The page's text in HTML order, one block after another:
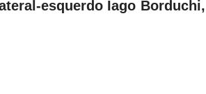
esquerdo Iago Borduchi,